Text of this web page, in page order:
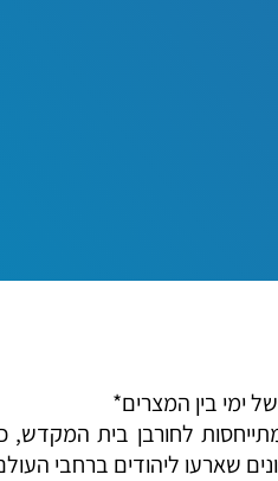
ימי בין המצרים*
לחורבן בית המקדש,
שארעו ליהודים ברחבי